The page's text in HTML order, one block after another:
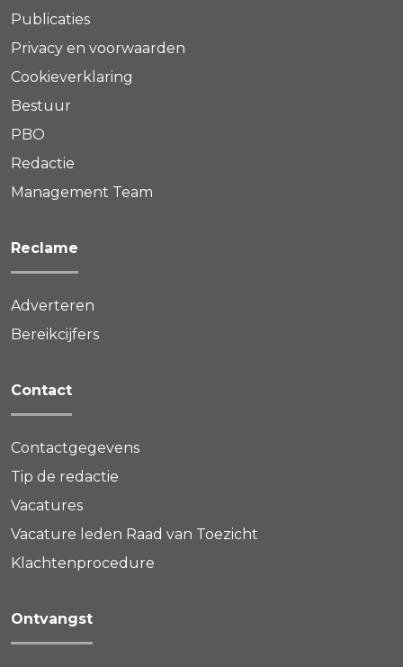
Publicaties
Privacy en voorwaarden
Cookieverklaring
Bestuur
PBO
Redactie
Management Team
Reclame
Adverteren
Bereikcijfers
Contact
Contactgegevens
Tip de redactie
Vacatures
Vacature leden Raad van Toezicht
Klachtenprocedure
Ontvangst